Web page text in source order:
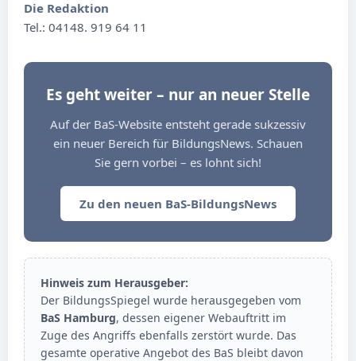
Die Redaktion
Tel.: 04148. 919 64 11
Es geht weiter – nur an neuer Stelle
Auf der BaS-Website entsteht gerade sukzessiv
ein neuer Bereich für BildungsNews. Schauen
Sie gern vorbei – es lohnt sich!
Zu den neuen BaS-BildungsNews
Hinweis zum Herausgeber:
Der BildungsSpiegel wurde herausgegeben vom
BaS Hamburg, dessen eigener Webauftritt im
Zuge des Angriffs ebenfalls zerstört wurde. Das
gesamte operative Angebot des BaS bleibt davon